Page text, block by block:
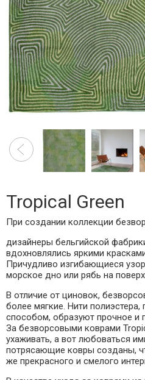
Tropical Green
При создании коллекции
дизайнеры бельгийской
вдохновлялись яркими
Причудливо изгибающиеся
морское дно или рябь на
В отличие от циновок,
более мягкие. Нити
способом, образуют прочное и
За безворсовыми коврами
ухаживать, а вот любоваться
потрясающие ковры созданы,
же прекрасного и смелого